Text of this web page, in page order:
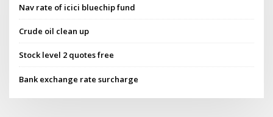
Nav rate of icici bluechip fund
Crude oil clean up
Stock level 2 quotes free
Bank exchange rate surcharge